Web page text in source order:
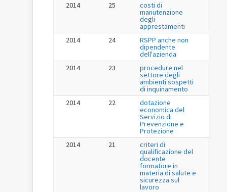
2014
25 costi di
manutenzione
degli
apprestamenti
2014
24 RSPP anche non
dipendente
dell'azienda
2014
23 procedure nel
settore degli
ambienti sospetti
di inquinamento
2014
22 dotazione
economica del
Servizio di
Prevenzione e
Protezione
2014
21 criteri di
qualificazione del
docente
formatore in
materia di salute e
sicurezza sul
lavoro